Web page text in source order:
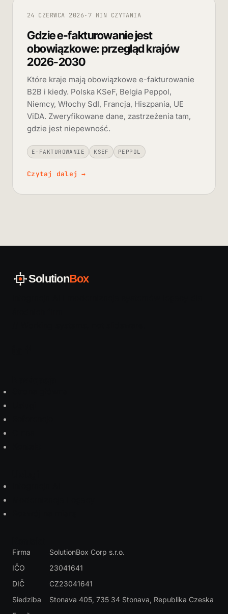
24 CZERWCA 2026· 7 MIN CZYTANIA
Gdzie e-fakturowanie jest
obowiązkowe: przegląd krajów
2026-2030
Które kraje mają obowiązkowe e-fakturowanie
B2B i kiedy. Polska KSeF, Belgia Peppol,
Niemcy, Włochy SdI, Francja, Hiszpania, UE
ViDA. Zweryfikowane dane, zastrzeżenia tam,
gdzie jest niepewność.
E-FAKTUROWANIE KSEF PEPPOL
Czytaj dalej→
SolutionBox
Firma
SolutionBox Corp s.r.o.
IČO
23041641
DIČ
CZ23041641
Siedziba
Stonava 405, 735 34 Stonava, Republika Czeska